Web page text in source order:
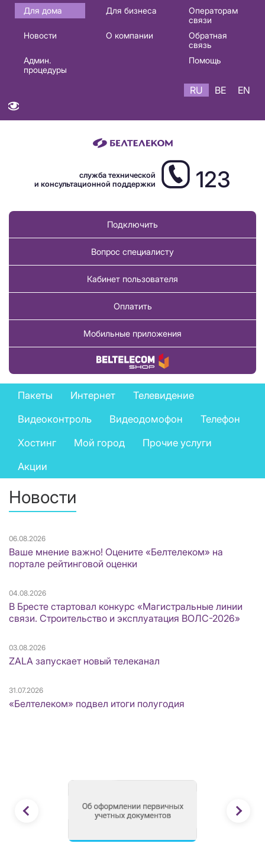
Основная
навигация
Для дома Для бизнеса
Операторам
связи
Новости
О компании
Обратная
связь
Админ.
процедуры
Помощь
RU BE EN
служба технической
и консультационной поддержки
123
Подключить
Вопрос специалисту
Кабинет пользователя
Оплатить
Мобильные приложения
Купить товар
Private
services
menu
Пакеты Интернет
Телевидение
Видеоконтроль
Видеодомофон
Телефон
Хостинг
Мой город
Прочие услуги
Акции
Новости
06.08.2026
Ваше мнение важно! Оцените «Белтелеком» на
портале рейтинговой оценки
04.08.2026
В Бресте стартовал конкурс «Магистральные линии
связи. Строительство и эксплуатация ВОЛС-2026»
03.08.2026
ZALA запускает новый телеканал
31.07.2026
«Белтелеком» подвел итоги полугодия